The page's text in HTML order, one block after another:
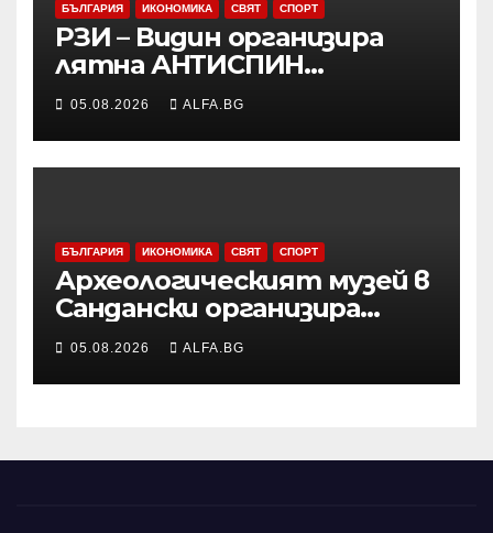
БЪЛГАРИЯ ИКОНОМИКА СВЯТ СПОРТ
РЗИ – Видин организира
лятна АНТИСПИН
кампания с безплатни и
анонимни изследвания
05.08.2026 ALFA.BG
БЪЛГАРИЯ ИКОНОМИКА СВЯТ СПОРТ
Археологическият музей в
Сандански организира
лятна школа за деца
05.08.2026 ALFA.BG